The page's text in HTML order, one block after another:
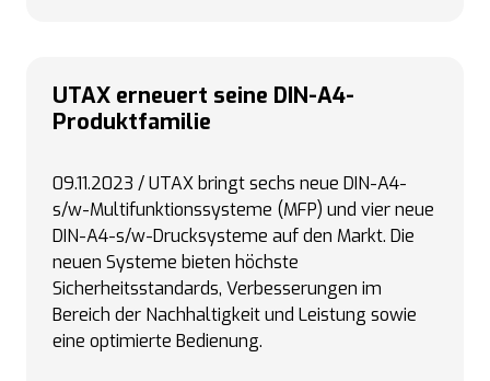
UTAX erneuert seine DIN-A4-
Produktfamilie
09.11.2023 / UTAX bringt sechs neue DIN-A4-
s/w-Multifunktionssysteme (MFP) und vier neue
DIN-A4-s/w-Drucksysteme auf den Markt. Die
neuen Systeme bieten höchste
Sicherheitsstandards, Verbesserungen im
Bereich der Nachhaltigkeit und Leistung sowie
eine optimierte Bedienung.